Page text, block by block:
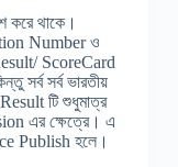
করে থাকে।
Number ও
ScoreCard
সর্ব সর্ব ভারতীয়
টি শুধুমাত্র
এর ক্ষেত্রে। এ
Publish হলে।